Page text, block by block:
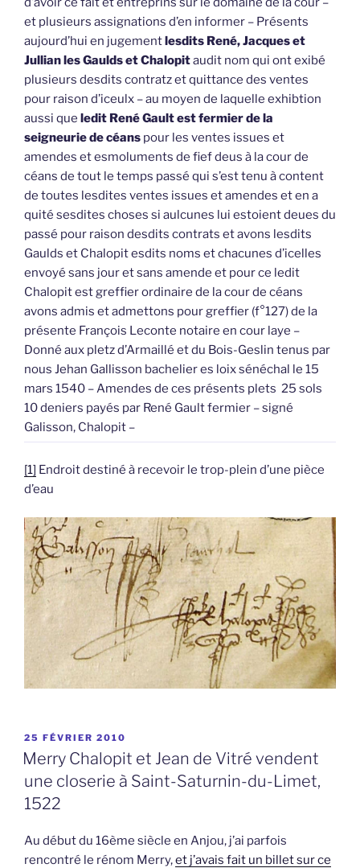
et plusieurs assignations d’en informer – Présents
aujourd’hui en jugementlesdits René, Jacques et
Jullian les Gaulds et Chalopitaudit nom qui ont exibé
plusieurs desdits contratz et quittance des ventes
pour raison d’iceulx – au moyen de laquelle exhibtion
aussi que ledit René Gault est fermier de la
seigneurie de céans pour les ventes issues et
amendes et esmoluments de fief deus à la cour de
céans de tout le temps passé qui s’est tenu à content
de toutes lesdites ventes issues et amendes et en a
quité sesdites choses si aulcunes lui estoient deues du
passé pour raison desdits contrats et avons lesdits
Gaulds et Chalopit esdits noms et chacunes d’icelles
envoyé sans jour et sans amende et pour ce ledit
Chalopit est greffier ordinaire de la cour de céans
avons admis et admettons pour greffier (f°127) de la
présente François Leconte notaire en cour laye –
Donné aux pletz d’Armaillé et du Bois-Geslin tenus par
nous Jehan Gallisson bachelier es loix sénéchal le 15
mars 1540 – Amendes de ces présents plets 25 sols
10 deniers payés par René Gault fermier – signé
Galisson, Chalopit –
[1] Endroit destiné à recevoir le trop-plein d’une pièce
d’eau
PUBLIÉ
LE
25 FÉVRIER 2010
Merry Chalopit et Jean de Vitré vendent
une closerie à Saint-Saturnin-du-Limet,
1522
Au début du 16ème siècle en Anjou, j’ai parfois
rencontré le rénom Merry,et j’avais fait un billet sur ce